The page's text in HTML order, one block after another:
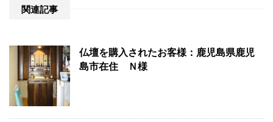
関連記事
仏壇を購入されたお客様：鹿児島県鹿児
島市在住 Ｎ様